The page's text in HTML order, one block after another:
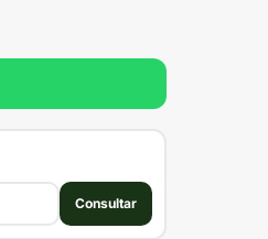
Consultar